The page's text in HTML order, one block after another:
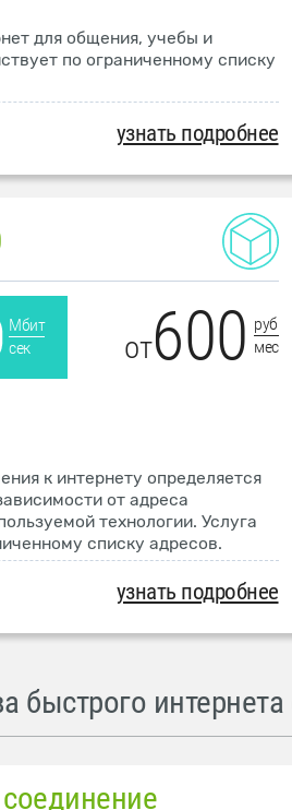
для общения, учебы и
по ограниченному списку
узнать подробнее
Мбит
сек
от600 руб
мес
к интернету определяется
от адреса
технологии. Услуга
списку адресов.
узнать подробнее
быстрого интернета